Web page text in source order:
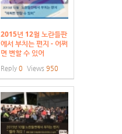
2015년 12월 노란들판
에서 부치는 편지 - 어쩌
면 변할 수 있어
Reply 0 Views 950